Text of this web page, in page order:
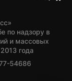
по надзору в
и массовых
года
54686